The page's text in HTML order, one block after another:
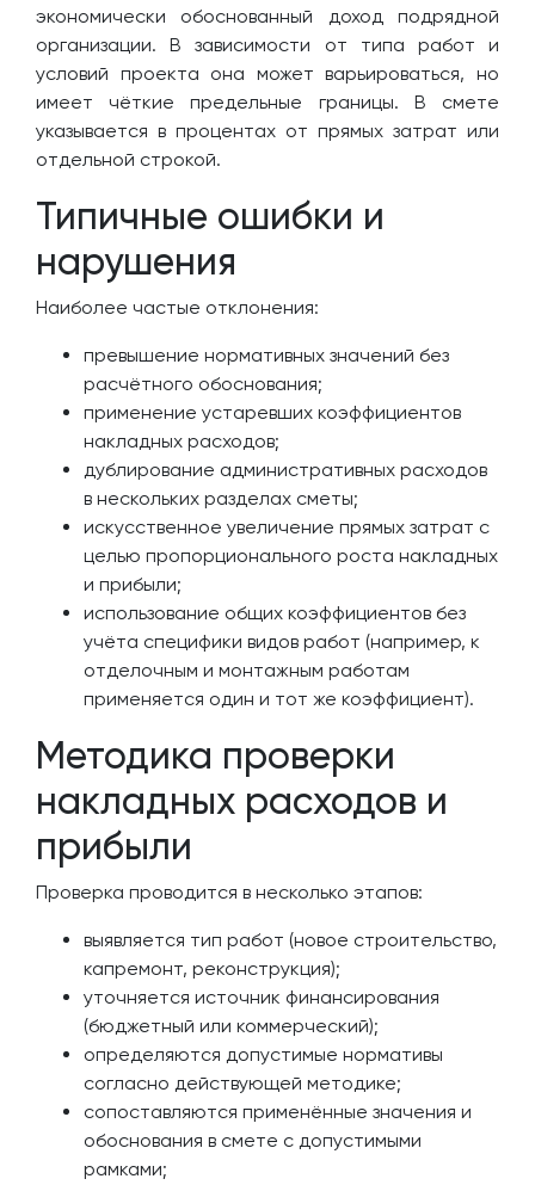
экономически обоснованный доход подрядной
организации. В зависимости от типа работ и
условий проекта она может варьироваться, но
имеет чёткие предельные границы. В смете
указывается в процентах от прямых затрат или
отдельной строкой.
Типичные ошибки и
нарушения
Наиболее частые отклонения:
превышение нормативных значений без
расчётного обоснования;
применение устаревших коэффициентов
накладных расходов;
дублирование административных расходов
в нескольких разделах сметы;
искусственное увеличение прямых затрат с
целью пропорционального роста накладных
и прибыли;
использование общих коэффициентов без
учёта специфики видов работ (например, к
отделочным и монтажным работам
применяется один и тот же коэффициент).
Методика проверки
накладных расходов и
прибыли
Проверка проводится в несколько этапов:
выявляется тип работ (новое строительство,
капремонт, реконструкция);
уточняется источник финансирования
(бюджетный или коммерческий);
определяются допустимые нормативы
согласно действующей методике;
сопоставляются применённые значения и
обоснования в смете с допустимыми
рамками;